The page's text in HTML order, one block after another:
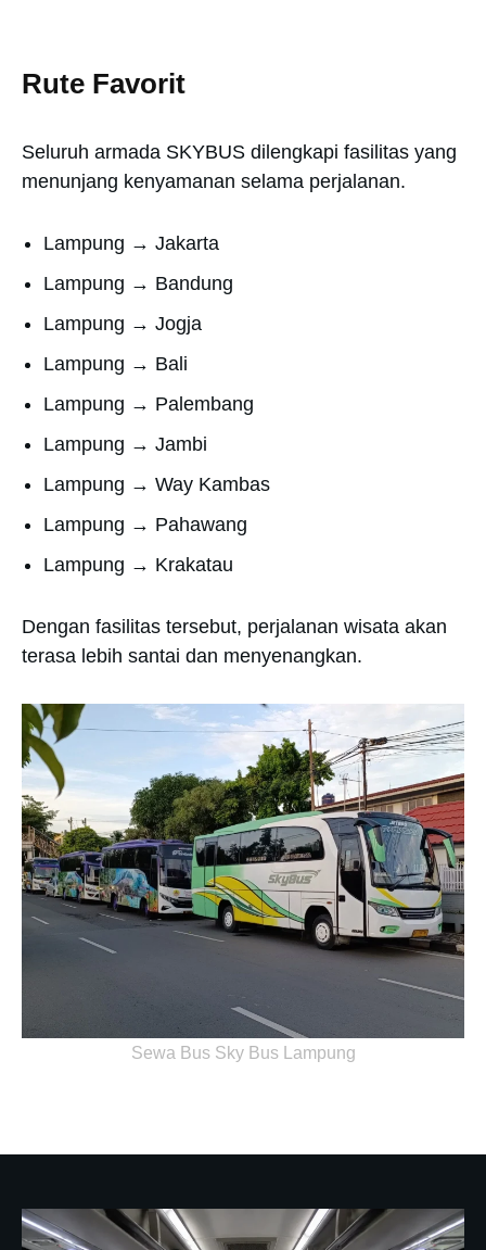
Rute Favorit
Seluruh armada SKYBUS dilengkapi fasilitas yang
menunjang kenyamanan selama perjalanan.
Lampung → Jakarta
Lampung → Bandung
Lampung → Jogja
Lampung → Bali
Lampung → Palembang
Lampung → Jambi
Lampung → Way Kambas
Lampung → Pahawang
Lampung → Krakatau
Dengan fasilitas tersebut, perjalanan wisata akan
terasa lebih santai dan menyenangkan.
Sewa Bus Sky Bus Lampung